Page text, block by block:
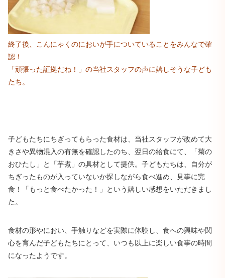
終了後、こんにゃくのにおいが手についていることをみんなで確
認！
「頑張った証拠だね！」の当社スタッフの声に嬉しそうな子ども
たち。
子どもたちにちぎってもらった食材は、当社スタッフが改めて大
きさや異物混入の有無を確認したのち、翌日の給食にて、「菊の
おひたし」と「芋煮」の具材として提供。子どもたちは、自分が
ちぎったものが入っていないか探しながら食べ進め、見事に完
食！「もっと食べたかった！」という嬉しい感想をいただきまし
た。
食材の形やにおい、手触りなどを実際に体験し、食への興味や関
心を育んだ子どもたちにとって、いつも以上に楽しい食事の時間
になったようです。